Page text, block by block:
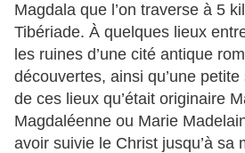
Magdala que l’on traverse à 5
Tibériade. À quelques lieux
les ruines d’une cité antique
découvertes, ainsi qu’une
de ces lieux qu’était originaire
Magdaléenne ou Marie
avoir suivie le Christ jusqu’à sa